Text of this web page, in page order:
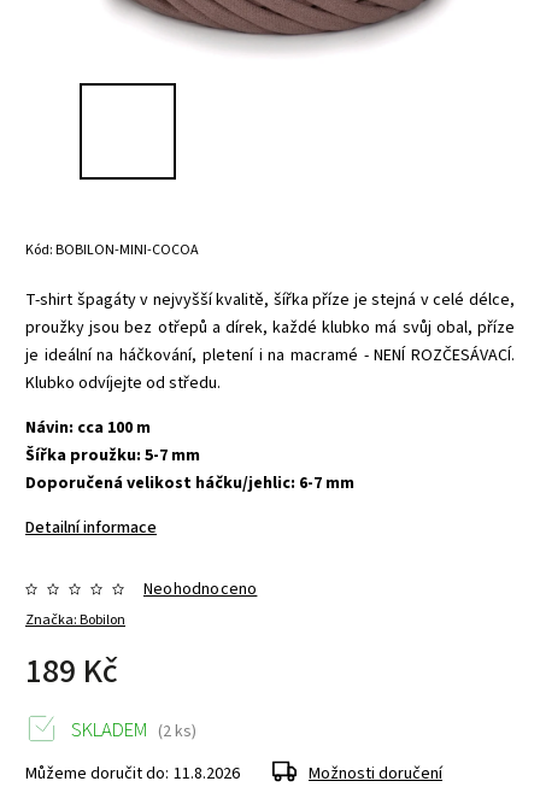
Kód:BOBILON-MINI-COCOA
T-shirt špagáty v nejvyšší kvalitě, šířka příze je stejná v celé délce,
proužky jsou bez otřepů a dírek, každé klubko má svůj obal, příze
je ideální na háčkování, pletení i na macramé - NENÍ ROZČESÁVACÍ.
Klubko odvíjejte od středu.
Návin: cca 100 m
Šířka proužku: 5-7 mm
Doporučená velikost háčku/jehlic: 6-7 mm
Detailní informace
Značka:Bobilon
Neohodnoceno
189 Kč
SKLADEM (2 ks)
Můžeme doručit do: 11.8.2026 Možnosti doručení